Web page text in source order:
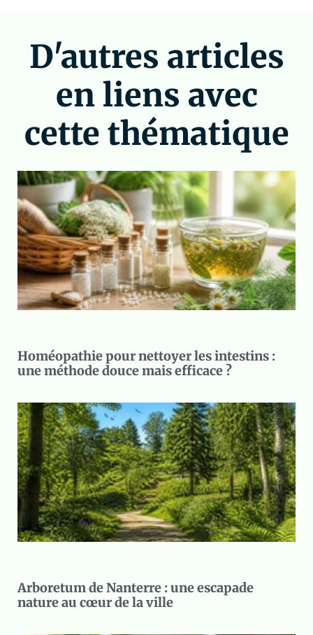
D'autres articles
en liens avec
cette thématique
Homéopathie pour nettoyer les intestins :
une méthode douce mais efficace ?
Arboretum de Nanterre : une escapade
nature au cœur de la ville